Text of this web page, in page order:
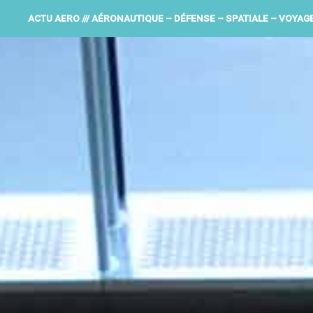
ACTU AERO /// AÉRONAUTIQUE – DÉFENSE – SPATIALE –